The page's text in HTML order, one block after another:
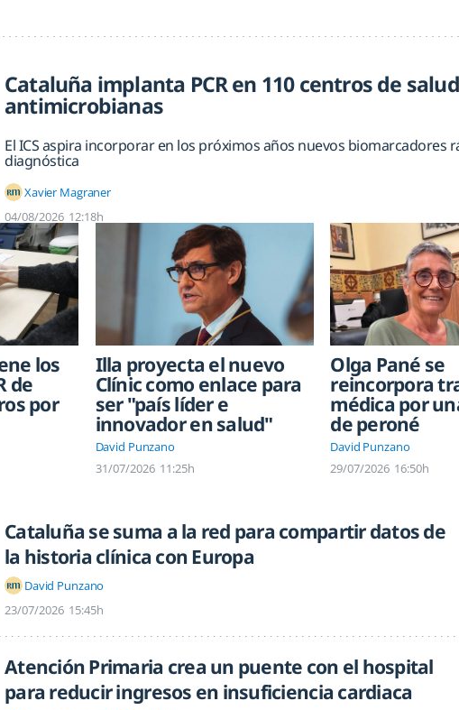
Cataluña implanta PCR en 110 centros de
antimicrobianas
El ICS aspira incorporar en los próximos años nuevos
diagnóstica
Xavier Magraner
04/08/2026 12:18h
los
de
por
Illa proyecta el nuevo
Clínic como enlace para
ser "país líder e
innovador en salud"
David Punzano
31/07/2026 11:25h
Olga Pané se
reincorpora
médica por
de peroné
David Punzano
29/07/2026 16:50h
Cataluña se suma a la red para compartir datos de
la historia clínica con Europa
David Punzano
23/07/2026 15:45h
Atención Primaria crea un puente con el hospital
para reducir ingresos en insuficiencia cardiaca